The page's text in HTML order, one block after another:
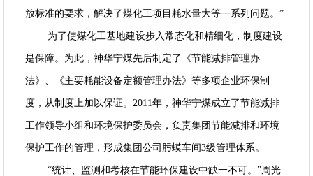
放标准的要求，解决了煤化工项目耗水量大等一系列问题。”
为了使煤化工基地建设步入常态化和精细化，制度建设
是保障。为此，神华宁煤先后制定了《节能减排管理办
法》、《主要耗能设备定额管理办法》等多项企业环保制
度，从制度上加以保证。2011年，神华宁煤成立了节能减排
工作领导小组和环境保护委员会，负责集团节能减排和环境
保护工作的管理，形成集团公司肟蟆车间3级管理体系。
“统计、监测和考核在节能环保建设中缺一不可。”周光